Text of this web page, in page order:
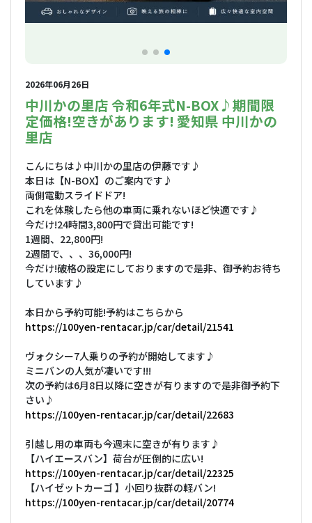
2026年06月26日
中川かの里店 令和6年式N-BOX♪期間限
定価格!空きがあります! 愛知県 中川かの
里店
こんにちは♪中川かの里店の伊藤です♪
本日は【N-BOX】のご案内です♪
両側電動スライドドア!
これを体験したら他の車両に乗れないほど快適です♪
今だけ!24時間3,800円で貸出可能です!
1週間、22,800円!
2週間で、、、36,000円!
今だけ!破格の設定にしておりますので是非、御予約お待ち
しています♪
本日から予約可能!予約はこちらから
https://100yen-rentacar.jp/car/detail/21541
ヴォクシー7人乗りの予約が開始してます♪
ミニバンの人気が凄いです!!!
次の予約は6月8日以降に空きが有りますので是非御予約下
さい♪
https://100yen-rentacar.jp/car/detail/22683
引越し用の車両も今週末に空きが有ります♪
【ハイエースバン】荷台が圧倒的に広い!
https://100yen-rentacar.jp/car/detail/22325
【ハイゼットカーゴ 】小回り抜群の軽バン!
https://100yen-rentacar.jp/car/detail/20774